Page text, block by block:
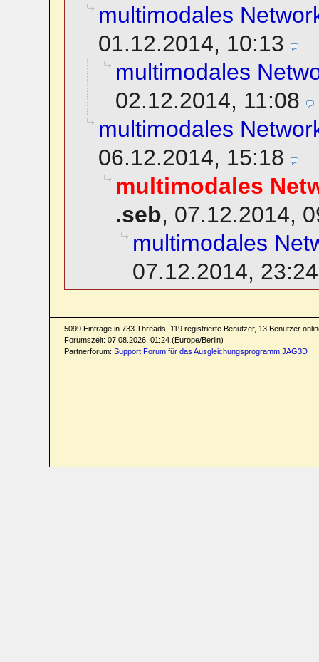
multimodales
01.12.2014, 10:13
multimodales
02.12.2014, 11:08
multimodales
06.12.2014, 15:18
multimodales
.seb, 07.12.2014,
multimodales
07.12.2014, 23:24
5099 Einträge in 733 Threads, 119 registrierte Benutzer, 13 Benutzer
Forumszeit: 07.08.2026, 01:24 (Europe/Berlin)
Partnerforum: Support Forum für das Ausgleichungsprogramm JAG3D